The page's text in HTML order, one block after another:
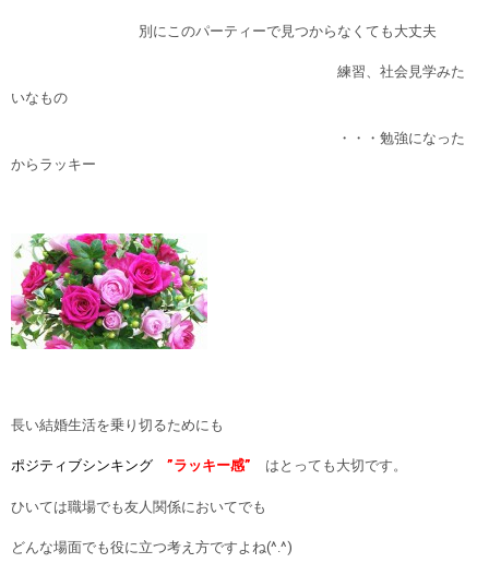
別にこのパーティーで見つからなくても大丈夫
練習、社会見学みた
いなもの
・・・勉強になった
からラッキー
長い結婚生活を乗り切るためにも
ポジティブシンキング ”ラッキー感” はとっても大切です。
ひいては職場でも友人関係においてでも
どんな場面でも役に立つ考え方ですよね(^.^)